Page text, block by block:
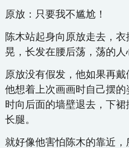
原放：只要我不尴尬！
陈木站起身向原放走去，
晃，长发在腰后荡，荡的人
原放没有假发，他如果再戴
他想着上次画画时自己摆
时向后面的墙壁退去，下
长腿。
就好像他害怕陈木的靠近